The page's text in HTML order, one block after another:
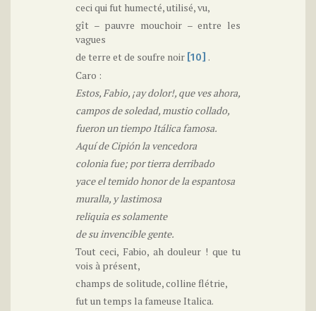
ceci qui fut humecté, utilisé, vu,
gît – pauvre mouchoir – entre les
vagues
de terre et de soufre noir [10] .
Caro :
Estos, Fabio, ¡ay dolor!, que ves ahora,
campos de soledad, mustio collado,
fueron un tiempo Itálica famosa.
Aquí de Cipión la vencedora
colonia fue; por tierra derribado
yace el temido honor de la espantosa
muralla, y lastimosa
reliquia es solamente
de su invencible gente.
Tout ceci, Fabio, ah douleur ! que tu
vois à présent,
champs de solitude, colline flétrie,
fut un temps la fameuse Italica.